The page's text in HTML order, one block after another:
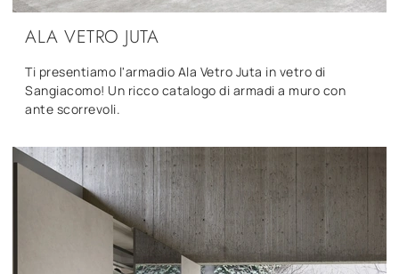
ALA VETRO JUTA
Ti presentiamo l'armadio Ala Vetro Juta in vetro di
Sangiacomo! Un ricco catalogo di armadi a muro con
ante scorrevoli.